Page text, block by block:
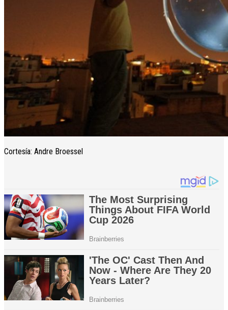
Cortesía: Andre Broessel